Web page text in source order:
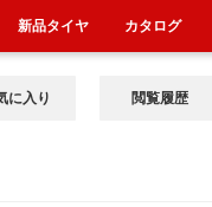
に入り 閲覧履歴
新品タイヤ カタログ